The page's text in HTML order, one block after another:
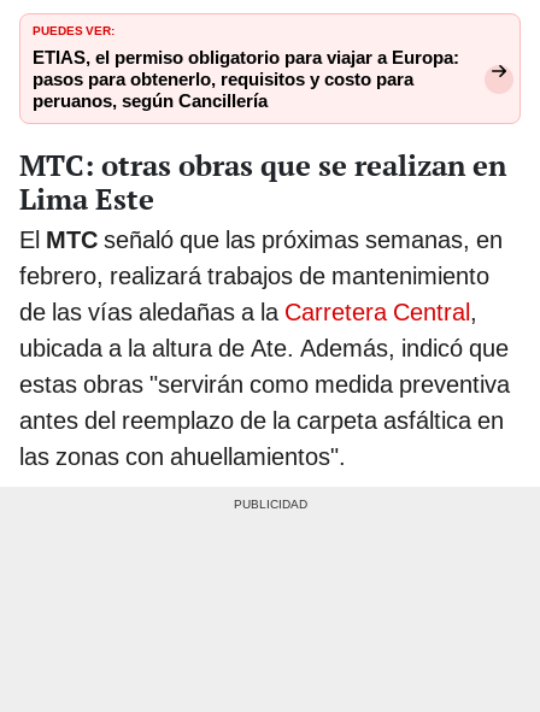
PUEDES VER:
ETIAS, el permiso obligatorio para viajar a Europa:
pasos para obtenerlo, requisitos y costo para
peruanos, según Cancillería
MTC: otras obras que se realizan en
Lima Este
El MTC señaló que las próximas semanas, en
febrero, realizará trabajos de mantenimiento
de las vías aledañas a la Carretera Central,
ubicada a la altura de Ate. Además, indicó que
estas obras "servirán como medida preventiva
antes del reemplazo de la carpeta asfáltica en
las zonas con ahuellamientos".